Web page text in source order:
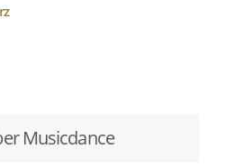
Musicdance